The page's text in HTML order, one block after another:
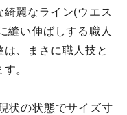
麗なライン(ウエス
縫い伸ばしする職人
、まさに職人技と
。
状の状態でサイズ寸